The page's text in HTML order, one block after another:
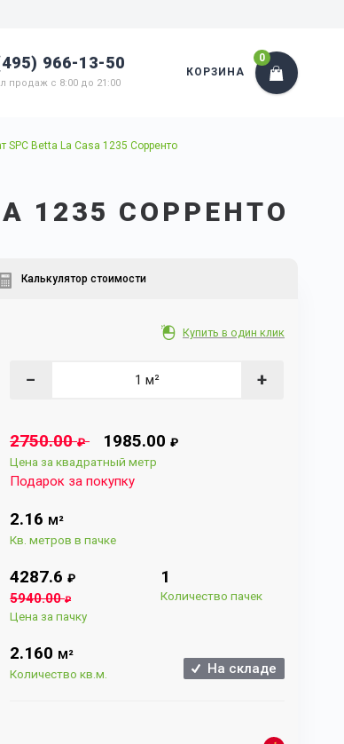
966-13-50
продаж с 8:00 до 21:00
КОРЗИНА
0
SPC Betta La Casa 1235 Сорренто
1235 СОРРЕНТО
Калькулятор стоимости
Купить в один клик
− +
2750.00 ₽ 1985.00 ₽
Цена за квадратный метр
Подарок за покупку
2.16 М²
Кв. метров в пачке
4287.6 ₽
5940.00₽
Цена за пачку
1
Количество пачек
2.160 М²
Количество кв.м. На складе